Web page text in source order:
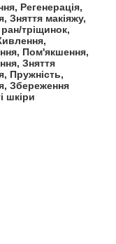
Регенерація,
Зняття макіяжу,
тріщинок,
Пом'якшення,
Зняття
Пружність,
Збереження
шкіри